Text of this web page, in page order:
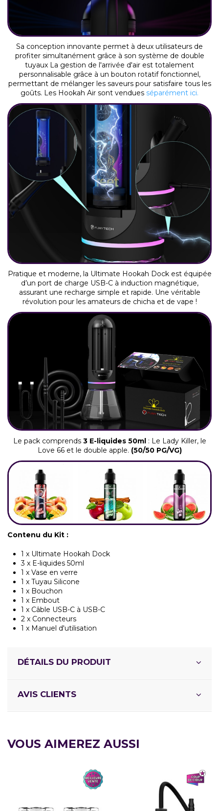
Sa conception innovante permet à deux utilisateurs de
profiter simultanément grâce à son système de double
tuyaux La gestion de l'arrivée d'air est totalement
personnalisable grâce à un bouton rotatif fonctionnel,
permettant de mélanger les saveurs pour satisfaire tous les
goûts. Les Hookah Air sont vendues séparément ici.
Pratique et moderne, la Ultimate Hookah Dock est équipée
d’un port de charge USB-C à induction magnétique,
assurant une recharge simple et rapide. Une véritable
révolution pour les amateurs de chicha et de vape !
Le pack comprends 3 E-liquides 50ml: Le Lady Killer, le
Love 66 et le double apple. (50/50 PG/VG)
Contenu du Kit :
1 x Ultimate Hookah Dock
3 x E-liquides 50ml
1 x Vase en verre
1 x Tuyau Silicone
1 x Bouchon
1 x Embout
1 x Câble USB-C à USB-C
2 x Connecteurs
1 x Manuel d'utilisation
DÉTAILS DU PRODUIT
AVIS CLIENTS
VOUS AIMEREZ AUSSI